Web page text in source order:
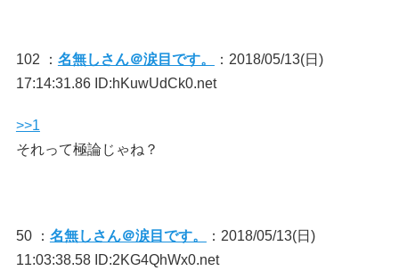
102 ： 名無しさん＠涙目です。
：2018/05/13(日)
17:14:31.86 ID:hKuwUdCk0.net
>>1
それって極論じゃね？
50 ： 名無しさん＠涙目です。
：2018/05/13(日)
11:03:38.58 ID:2KG4QhWx0.net